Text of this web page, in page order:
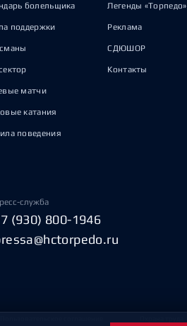
болельщика
поддержки
матчи
катания
поведения
Легенды «Торпедо»
Реклама
СДЮШОР
Контакты
служба
(930) 800-1946